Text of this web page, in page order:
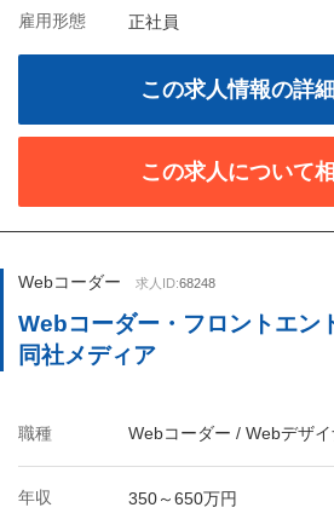
雇用形態 正社員
この求人情報の詳
この求人について
Webコーダー 求人ID:68248
Webコーダー・フロントエン
同社メディア
職種 Webコーダー / Webデザイ
年収 350～650万円